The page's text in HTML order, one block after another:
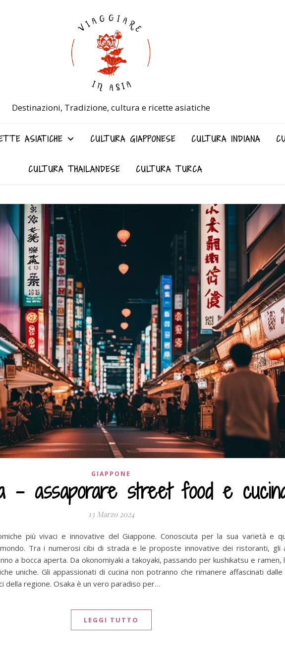
Destinazioni, Tradizione, cultura e ricette asiatiche
ASIATICHE CULTURA GIAPPONESE CULTURA INDIANA
CULTURA THAILANDESE CULTURA TURCA
GIAPPONE
– assaporare street food e
13 Marzo 2024
più vivaci e innovative del Giappone. Conosciuta per la sua varietà e
Tra i numerosi cibi di strada e le proposte innovative dei ristoranti, gli
a bocca aperta. Da okonomiyaki a takoyaki, passando per kushikatsu e ramen,
uniche. Gli appassionati di cucina non potranno che rimanere affascinati dalle
della regione. Osaka è un vero paradiso per…
LEGGI TUTTO